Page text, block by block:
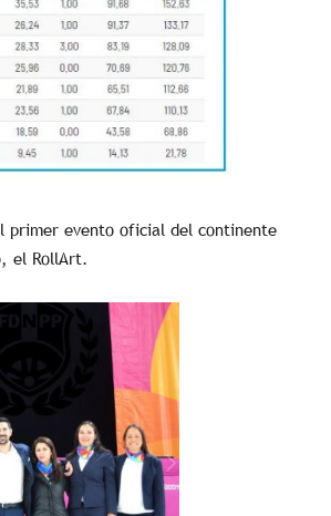
primer evento oficial del continente
el RollArt.